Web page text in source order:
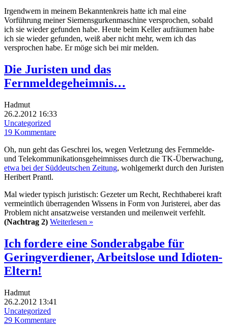
Irgendwem in meinem Bekanntenkreis hatte ich mal eine
Vorführung meiner Siemensgurkenmaschine versprochen, sobald
ich sie wieder gefunden habe. Heute beim Keller aufräumen habe
ich sie wieder gefunden, weiß aber nicht mehr, wem ich das
versprochen habe. Er möge sich bei mir melden.
Die Juristen und das
Fernmeldegeheimnis…
Hadmut
26.2.2012 16:33
Uncategorized
19 Kommentare
Oh, nun geht das Geschrei los, wegen Verletzung des Fernmelde-
und Telekommunikationsgeheimnisses durch die TK-Überwachung,
etwa bei der Süddeutschen Zeitung, wohlgemerkt durch den Juristen
Heribert Prantl.
Mal wieder typisch juristisch: Gezeter um Recht, Rechthaberei kraft
vermeintlich überragenden Wissens in Form von Juristerei, aber das
Problem nicht ansatzweise verstanden und meilenweit verfehlt.
(Nachtrag 2) Weiterlesen »
Ich fordere eine Sonderabgabe für
Geringverdiener, Arbeitslose und Idioten-
Eltern!
Hadmut
26.2.2012 13:41
Uncategorized
29 Kommentare